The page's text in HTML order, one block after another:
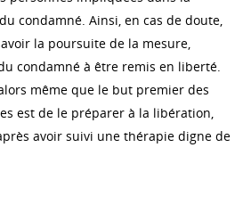
condamné. Ainsi, en cas de doute,
la poursuite de la mesure,
condamné à être remis en liberté.
même que le but premier des
est de le préparer à la libération,
avoir suivi une thérapie digne de